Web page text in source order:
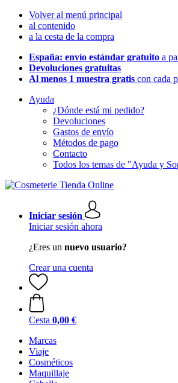
Volver al menú principal
al contenido
a la cesta de la compra
España: envío estándar gratuito a
Devoluciones gratuitas
Al menos 1 muestra gratis con cada
Ayuda
¿Dónde está mi pedido?
Devoluciones
Gastos de envío
Métodos de pago
Contacto
Todos los temas de "Ayuda y
Iniciar sesión
Iniciar sesión ahora
¿Eres un nuevo usuario?
Crear una cuenta
Cesta 0,00 €
Marcas
Viaje
Cosméticos
Maquillaje